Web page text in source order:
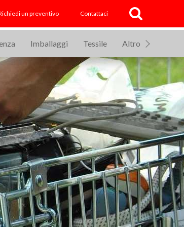
un preventivo Contattaci
Imballaggi Tessile Altro